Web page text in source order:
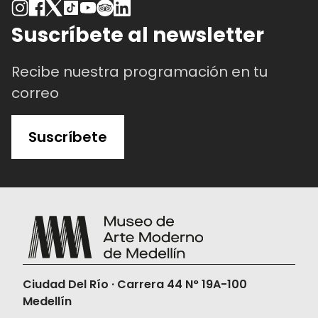
Quo Vadis, Aida?
Bosnia y Herzegovina
Hranitzky, 2011, Hungría
Suscríbete al newsletter
Recibe nuestra programación en tu
correo
Suscríbete
Ciudad Del Río · Carrera 44 N° 19A-100
Medellín